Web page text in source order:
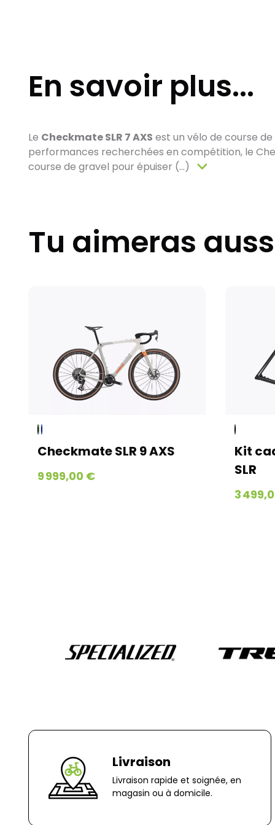
En savoir plus...
Le Checkmate SLR 7 AXS est un vélo de course
performances recherchées en compétition, le
course de gravel pour épuiser (...)
Tu aimeras
Checkmate SLR 9 AXS
9 999,00 €
Kit
SLR
3
Livraison
Livraison rapide et soignée, en
magasin ou à domicile.